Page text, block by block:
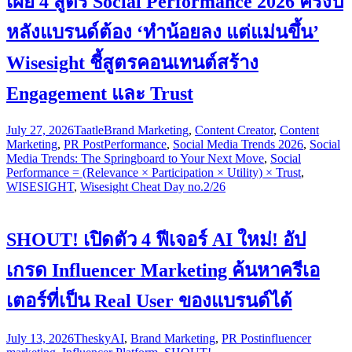
หลังแบรนด์ต้อง ‘ทำน้อยลง แต่แม่นขึ้น’
Wisesight ชี้สูตรคอนเทนต์สร้าง
Engagement และ Trust
July 27, 2026TaatleBrand Marketing, Content Creator, Content
Marketing, PR PostPerformance, Social Media Trends 2026, Social
Media Trends: The Springboard to Your Next Move, Social
Performance = (Relevance × Participation × Utility) × Trust,
WISESIGHT, Wisesight Cheat Day no.2/26
SHOUT! เปิดตัว 4 ฟีเจอร์ AI ใหม่! อัป
เกรด Influencer Marketing ค้นหาครีเอ
เตอร์ที่เป็น Real User ของแบรนด์ได้
July 13, 2026TheskyAI, Brand Marketing, PR Postinfluencer